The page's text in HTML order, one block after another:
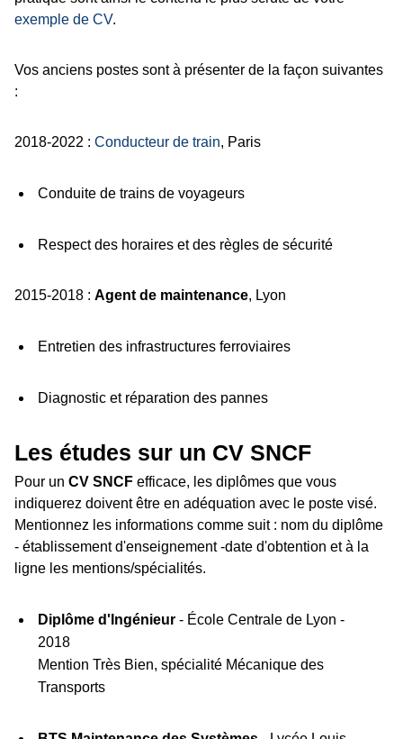
exemple de CV.
Vos anciens postes sont à présenter de la façon suivantes
:
2018-2022 : Conducteur de train, Paris
Conduite de trains de voyageurs
Respect des horaires et des règles de sécurité
2015-2018 : Agent de maintenance, Lyon
Entretien des infrastructures ferroviaires
Diagnostic et réparation des pannes
Les études sur un CV SNCF
Pour un CV SNCF efficace, les diplômes que vous
indiquerez doivent être en adéquation avec le poste visé.
Mentionnez les informations comme suit : nom du diplôme
- établissement d'enseignement -date d'obtention et à la
ligne les mentions/spécialités.
Diplôme d'Ingénieur- École Centrale de Lyon -
2018
Mention Très Bien, spécialité Mécanique des
Transports